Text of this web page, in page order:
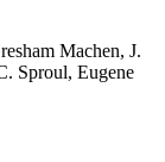
Machen, J.
Sproul, Eugene